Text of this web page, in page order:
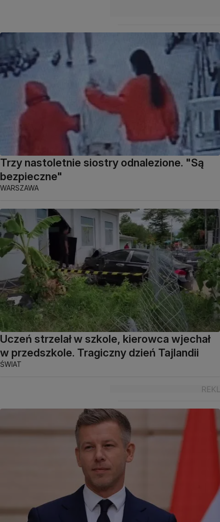
Trzy nastoletnie siostry odnalezione. "Są
bezpieczne"
WARSZAWA
Uczeń strzelał w szkole, kierowca wjechał
w przedszkole. Tragiczny dzień Tajlandii
ŚWIAT